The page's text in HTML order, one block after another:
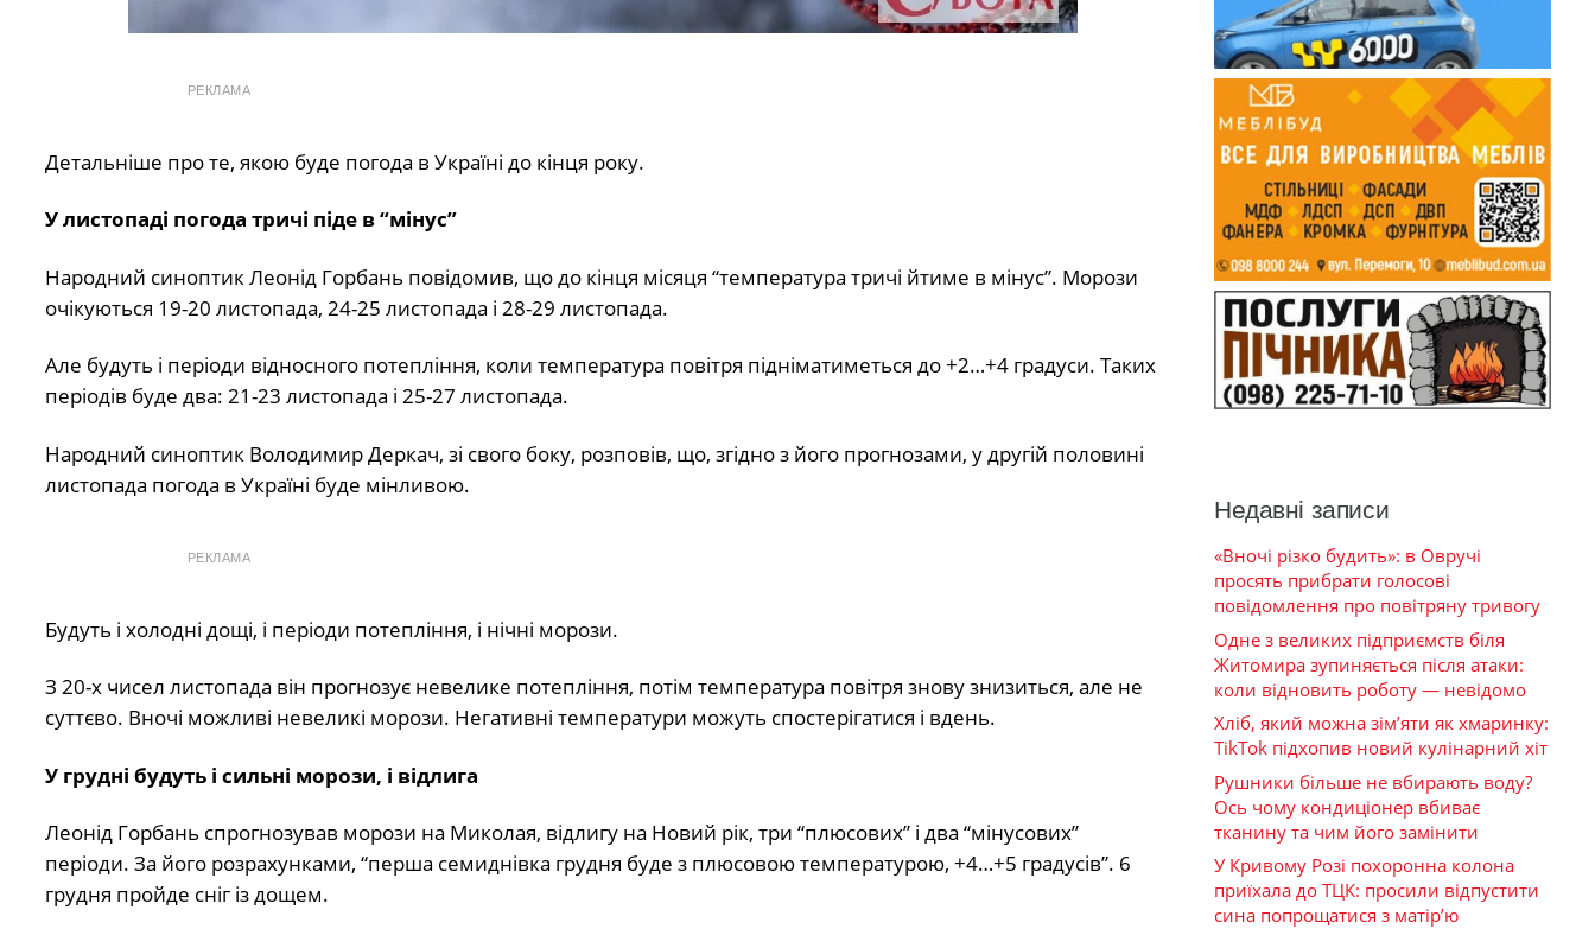
РЕКЛАМА
Детальніше про те, якою буде погода в Україні до кінця року.
У листопаді погода тричі піде в “мінус”
Народний синоптик Леонід Горбань повідомив, що до кінця місяця “температура тричі йтиме в мінус”. Морози
очікуються 19-20 листопада, 24-25 листопада і 28-29 листопада.
Але будуть і періоди відносного потепління, коли температура повітря підніматиметься до +2…+4 градуси. Таких
періодів буде два: 21-23 листопада і 25-27 листопада.
Народний синоптик Володимир Деркач, зі свого боку, розповів, що, згідно з його прогнозами, у другій половині
листопада погода в Україні буде мінливою.
РЕКЛАМА
Будуть і холодні дощі, і періоди потепління, і нічні морози.
З 20-х чисел листопада він прогнозує невелике потепління, потім температура повітря знову знизиться, але не
суттєво. Вночі можливі невеликі морози. Негативні температури можуть спостерігатися і вдень.
У грудні будуть і сильні морози, і відлига
Леонід Горбань спрогнозував морози на Миколая, відлигу на Новий рік, три “плюсових” і два “мінусових”
періоди. За його розрахунками, “перша семиднівка грудня буде з плюсовою температурою, +4…+5 градусів”. 6
грудня пройде сніг із дощем.
Недавні записи
«Вночі різко будить»: в Овручі
просять прибрати голосові
повідомлення про повітряну тривогу
Одне з великих підприємств біля
Житомира зупиняється після атаки:
коли відновить роботу — невідомо
Хліб, який можна зім’яти як хмаринку:
TikTok підхопив новий кулінарний хіт
Рушники більше не вбирають воду?
Ось чому кондиціонер вбиває
тканину та чим його замінити
У Кривому Розі похоронна колона
приїхала до ТЦК: просили відпустити
сина попрощатися з матір’ю